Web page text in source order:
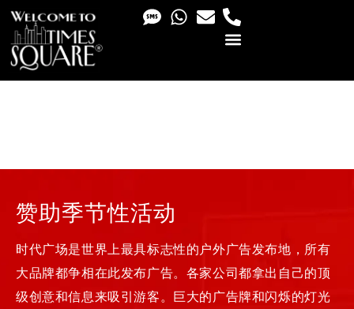
赞助季节性活动
时代广场是世界上最具标志性的户外广告发布地，所有
大品牌都争相在此发布广告。各家公司都拿出自己的顶
级创意和信息来吸引游客。巨大的广告牌和闪烁的灯光